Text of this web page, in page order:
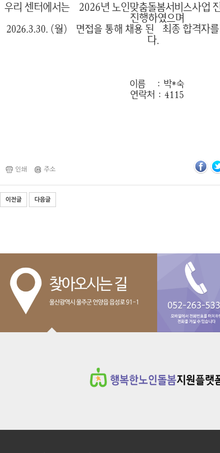
우리 센터에서는 2026년 노인맞춤돌봄서비스사업
진행하였으며
2026.3.30. (월) 면접을 통해 채용 된
최종 합격자
다.
이름 : 박*숙
연락처 : 4115
인쇄 주소
이전글 다음글